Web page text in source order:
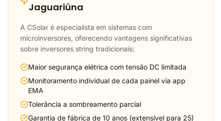
Jaguariúna
A CSolar é especialista em sistemas com
microinversores, oferecendo vantagens significativas
sobre inversores string tradicionais:
Maior segurança elétrica com tensão DC limitada
Monitoramento individual de cada painel via app
EMA
Tolerância a sombreamento parcial
Garantia de fábrica de 10 anos (extensível para 25)